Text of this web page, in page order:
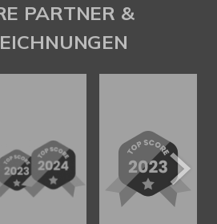
PARTNER &